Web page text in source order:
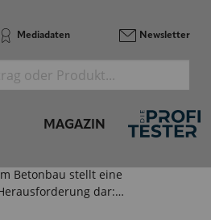
Mediadaten Newsletter
MAGAZIN
zum Artikel
dauerhafte Abdichten von
Betonbau stellt eine
dar:…